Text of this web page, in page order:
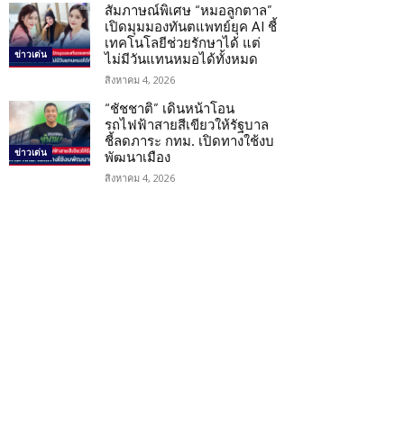
ข่าวเด่น
สัมภาษณ์พิเศษ “หมอลูกตาล”
เปิดมุมมองทันตแพทย์ยุค AI ชี้
เทคโนโลยีช่วยรักษาได้ แต่
ไม่มีวันแทนหมอได้ทั้งหมด
สิงหาคม 4, 2026
ข่าวเด่น
“ชัชชาติ” เดินหน้าโอน
รถไฟฟ้าสายสีเขียวให้รัฐบาล
ชี้ลดภาระ กทม. เปิดทางใช้งบ
พัฒนาเมือง
สิงหาคม 4, 2026